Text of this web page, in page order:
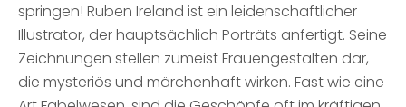
springen! Ruben Ireland ist ein leidenschaftlicher
Illustrator, der hauptsächlich Porträts anfertigt. Seine
Zeichnungen stellen zumeist Frauengestalten dar,
die mysteriös und märchenhaft wirken. Fast wie eine